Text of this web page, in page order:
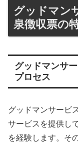
グッドマン
泉徴収票の
グッドマンサ
プロセス
グッドマンサービ
サービスを提供し
を経験します。そ